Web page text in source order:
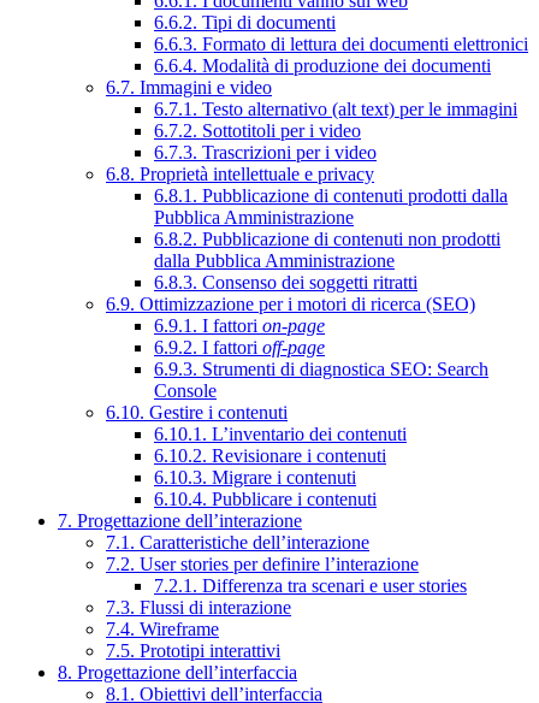
6.6.2. Tipi di documenti
6.6.3. Formato di lettura dei documenti elettronici
6.6.4. Modalità di produzione dei documenti
6.7. Immagini e video
6.7.1. Testo alternativo (alt text) per le immagini
6.7.2. Sottotitoli per i video
6.7.3. Trascrizioni per i video
6.8. Proprietà intellettuale e privacy
6.8.1. Pubblicazione di contenuti prodotti dalla
Pubblica Amministrazione
6.8.2. Pubblicazione di contenuti non prodotti
dalla Pubblica Amministrazione
6.8.3. Consenso dei soggetti ritratti
6.9. Ottimizzazione per i motori di ricerca (SEO)
6.9.1. I fattori on-page
6.9.2. I fattori off-page
6.9.3. Strumenti di diagnostica SEO: Search
Console
6.10. Gestire i contenuti
6.10.1. L’inventario dei contenuti
6.10.2. Revisionare i contenuti
6.10.3. Migrare i contenuti
6.10.4. Pubblicare i contenuti
7. Progettazione dell’interazione
7.1. Caratteristiche dell’interazione
7.2. User stories per definire l’interazione
7.2.1. Differenza tra scenari e user stories
7.3. Flussi di interazione
7.4. Wireframe
7.5. Prototipi interattivi
8. Progettazione dell’interfaccia
8.1. Obiettivi dell’interfaccia